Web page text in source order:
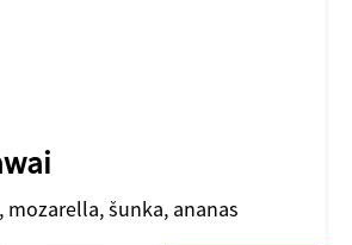
mozarella, šunka, ananas